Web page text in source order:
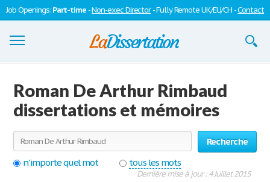
Job Openings:Part-time -Non-exec Director- Fully Remote UK/EU/CH -Contact
S'inscrire
Se connecter
Contactez-nous
Roman De Arthur Rimbaud
dissertations et mémoires
Recherche
n'importe quel mot
tous les mots
Dernière mise à jour : 4 Juillet 2015